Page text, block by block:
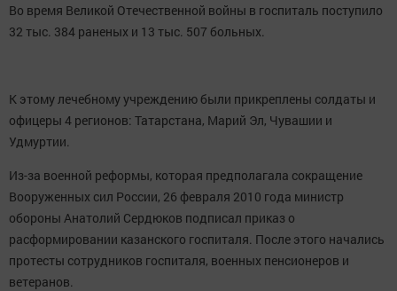
Во время Великой Отечественной войны в госпиталь поступило
32 тыс. 384 раненых и 13 тыс. 507 больных.
К этому лечебному учреждению были прикреплены солдаты и
офицеры 4 регионов: Татарстана, Марий Эл, Чувашии и
Удмуртии.
Из-за военной реформы, которая предполагала сокращение
Вооруженных сил России, 26 февраля 2010 года министр
обороны Анатолий Сердюков подписал приказ о
расформировании казанского госпиталя. После этого начались
протесты сотрудников госпиталя, военных пенсионеров и
ветеранов.